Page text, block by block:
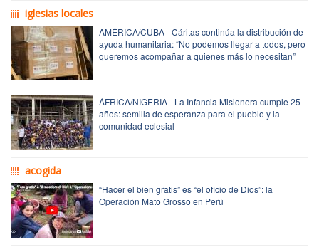
iglesias locales
AMÉRICA/CUBA - Cáritas continúa la distribución de
ayuda humanitaria: “No podemos llegar a todos, pero
queremos acompañar a quienes más lo necesitan”
ÁFRICA/NIGERIA - La Infancia Misionera cumple 25
años: semilla de esperanza para el pueblo y la
comunidad eclesial
acogida
“Hacer el bien gratis” es “el oficio de Dios”: la
Operación Mato Grosso en Perú